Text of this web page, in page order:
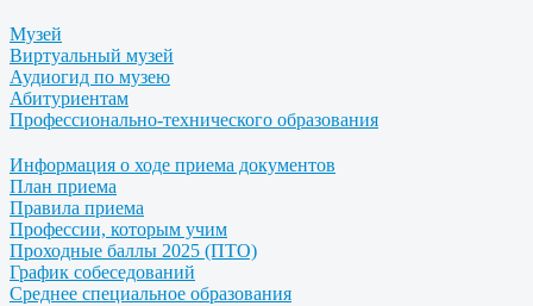
Музей
Виртуальный музей
Аудиогид по музею
Абитуриентам
Профессионально-технического образования
Информация о ходе приема документов
План приема
Правила приема
Профессии, которым учим
Проходные баллы 2025 (ПТО)
График собеседований
Среднее специальное образования